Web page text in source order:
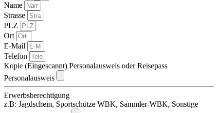
Name
Strasse
PLZ
Ort
E-Mail
Telefon
Kopie (Eingescannt) Personalausweis oder Reisepass
Personalausweis
Erwerbsberechtigung
z.B: Jagdschein, Sportschütze WBK, Sammler-WBK, Sonstige